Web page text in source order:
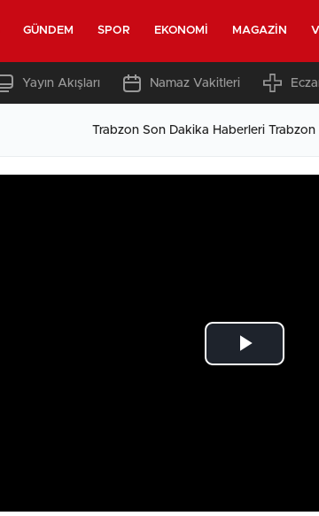
GÜNDEM SPOR EKONOMI MAGAZIN
Yayın Akışları Namaz Vakitleri
Trabzon Son Dakika Haberleri
Play